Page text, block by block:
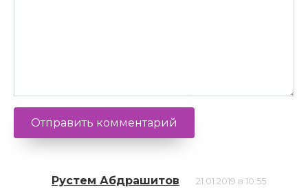
Рустем Абдрашитов 21.01.2019 в 10:55